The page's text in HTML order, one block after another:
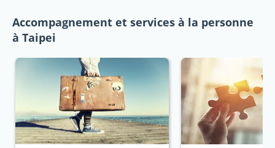
Accompagnement et services à la personne
à Taipei